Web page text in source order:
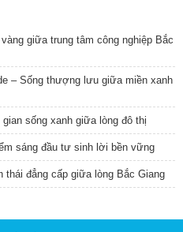
giữa trung tâm công nghiệp Bắc
– Sống thượng lưu giữa miền xanh
sống xanh giữa lòng đô thị
sáng đầu tư sinh lời bền vững
thái đẳng cấp giữa lòng Bắc Giang